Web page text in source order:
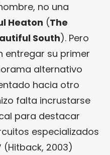
no una
Heaton (The
South). Pero
entregar su primer
alternativo
hacia otro
falta incrustarse
para destacar
especializados
(Hitback, 2003)